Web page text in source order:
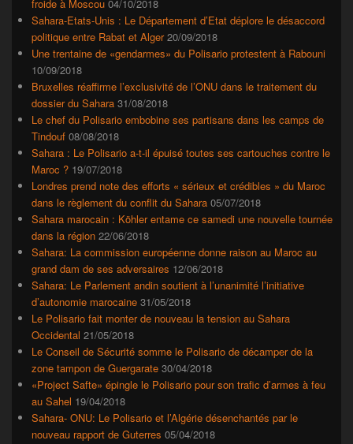
froide à Moscou 04/10/2018
Sahara-Etats-Unis : Le Département d’Etat déplore le désaccord
politique entre Rabat et Alger 20/09/2018
Une trentaine de «gendarmes» du Polisario protestent à Rabouni
10/09/2018
Bruxelles réaffirme l’exclusivité de l’ONU dans le traitement du
dossier du Sahara 31/08/2018
Le chef du Polisario embobine ses partisans dans les camps de
Tindouf 08/08/2018
Sahara : Le Polisario a-t-il épuisé toutes ses cartouches contre le
Maroc ? 19/07/2018
Londres prend note des efforts « sérieux et crédibles » du Maroc
dans le règlement du conflit du Sahara 05/07/2018
Sahara marocain : Köhler entame ce samedi une nouvelle tournée
dans la région 22/06/2018
Sahara: La commission européenne donne raison au Maroc au
grand dam de ses adversaires 12/06/2018
Sahara: Le Parlement andin soutient à l’unanimité l’initiative
d’autonomie marocaine 31/05/2018
Le Polisario fait monter de nouveau la tension au Sahara
Occidental 21/05/2018
Le Conseil de Sécurité somme le Polisario de décamper de la
zone tampon de Guergarate 30/04/2018
«Project Safte» épingle le Polisario pour son trafic d’armes à feu
au Sahel 19/04/2018
Sahara- ONU: Le Polisario et l’Algérie désenchantés par le
nouveau rapport de Guterres 05/04/2018